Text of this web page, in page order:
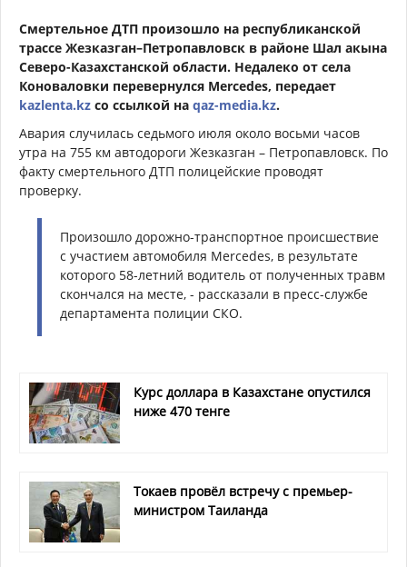
Смертельное ДТП произошло на республиканской
трассе Жезказган–Петропавловск в районе Шал акына
Северо-Казахстанской области. Недалеко от села
Коноваловки перевернулся Mercedes, передает
kazlenta.kz со ссылкой на qaz-media.kz.
Авария случилась седьмого июля около восьми часов
утра на 755 км автодороги Жезказган – Петропавловск. По
факту смертельного ДТП полицейские проводят
проверку.
Произошло дорожно-транспортное происшествие
с участием автомобиля Mercedes, в результате
которого 58-летний водитель от полученных травм
скончался на месте, - рассказали в пресс-службе
департамента полиции СКО.
Курс доллара в Казахстане опустился
ниже 470 тенге
Токаев провёл встречу с премьер-
министром Таиланда